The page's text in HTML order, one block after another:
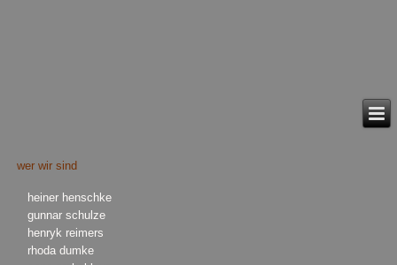
wer wir sind
heiner henschke
gunnar schulze
henryk reimers
rhoda dumke